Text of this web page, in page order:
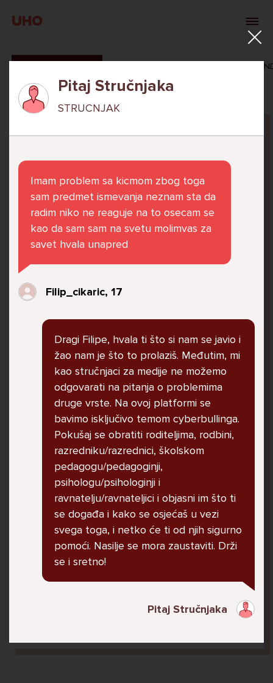
UHO
VERONIKA
Već 6 godina u školi nekoliko cura iz mog
razreda me izbacuju iz zajedničkih aktivnosti
te me iskorištavaju. Dečki iz mojeg razreda mi
govore da sam glupača te me preko discorda
vrijeđaju jer sam niska te mi govore da se
ubijem. Prije mjesec dana su me istukli kod
parka iz čistog mira dok sam prolazila sa
svojim susjedama i malim psom. Stalno u
krevet idem plačući. Nesvjesno te zbog
ljutnje sam se počela tući po nogama no
prestala sam jer me važna osoba potaknula
na to. Prije toga svega nakon nekoliko godina
prijateljstva ostavila me najbolja prijateljica
nisam htjela ići u školu jer me to sve jako
pogodilo. Cyber bulyala me preko snapchata
i drugih drugih društvenih mreža. Sad opet
razgovaramo no jako teško. Stalno provodim
vrijeme učeći ili trenirajući moje pse jako sam
vezana za njih te ih jako volim Često
razgovaram s mamom no ne želim joj sve reći
jer me ne shvaća. Ponekad želim skočiti sa
balkona svoje kuće. Neznam što da više
Pitaj Stručnjaka
STRUCNJAK
Imam problem sa kicmom zbog toga
sam predmet ismevanja neznam sta da
radim niko ne reaguje na to osecam se
kao da sam sam na svetu molimvas za
savet hvala unapred
Filip_cikaric, 17
Dragi Filipe, hvala ti što si nam se javio i
žao nam je što to prolaziš. Međutim, mi
kao stručnjaci za medije ne možemo
odgovarati na pitanja o problemima
druge vrste. Na ovoj platformi se
bavimo isključivo temom cyberbullinga.
Pokušaj se obratiti roditeljima, rodbini,
razredniku/razrednici, školskom
pedagogu/pedagoginji,
psihologu/psihologinji i
ravnatelju/ravnateljici i objasni im što ti
se događa i kako se osjećaš u vezi
svega toga, i netko će ti od njih sigurno
pomoći. Nasilje se mora zaustaviti. Drži
se i sretno!
Pitaj Stručnjaka